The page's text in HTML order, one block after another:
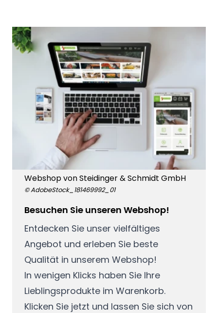
Webshop von Steidinger & Schmidt GmbH
© AdobeStock_181469992_01
Besuchen Sie unseren Webshop!
Entdecken Sie unser vielfältiges
Angebot und erleben Sie beste
Qualität in unserem Webshop!
In wenigen Klicks haben Sie Ihre
Lieblingsprodukte im Warenkorb.
Klicken Sie jetzt und lassen Sie sich von